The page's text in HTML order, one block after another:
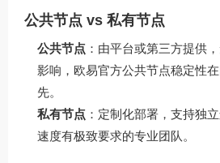
公共节点 vs 私有节点
公共节点 ：由平台或第三方提供
影响，欧易官方公共节点稳定性
先。
私有节点 ：定制化部署，支持独
速度有极致要求的专业团队。